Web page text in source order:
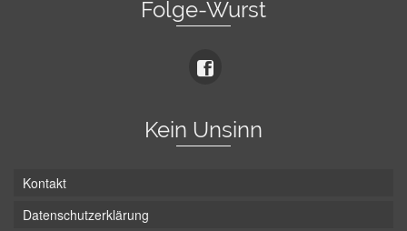
Folge-Wurst
Kein Unsinn
Kontakt
Datenschutzerklärung